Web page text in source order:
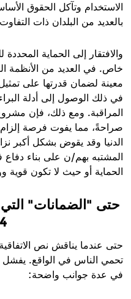
الاستخدام وتآكل الحقوق
بالعديد من البلدان ذات
والافتقار إلى الحماية
خاص. في العديد من الأنظمة
معينة لضمان قدرتها على
في ذلك الوصول إلى أدلة
المراقبة. ومع ذلك، فإن
صراحةً، مما يفوت فرصة إلزام
الدنيا وقد يقوض بشكل أكبر
المشتبه بهم/ن على بناء دفاع
الحماية أو حيث لا تكون قوية
حتى "الضمانات" التي
24 غير
حتى عندما يناقش نص
في عدة جوانب واضحة: